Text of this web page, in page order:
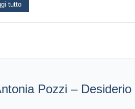
tutto
Pozzi –